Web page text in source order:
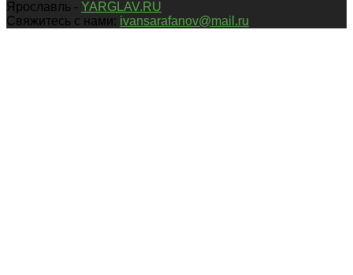
Ярославль - YARGLAV.RU
Свяжитесь с нами: ivansarafanov@mail.ru